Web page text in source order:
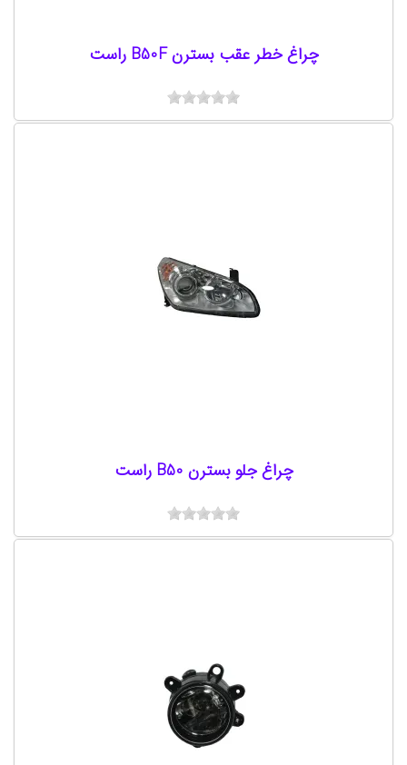
چراغ خطر عقب بسترن B50F راست
چراغ جلو بسترن B50 راست